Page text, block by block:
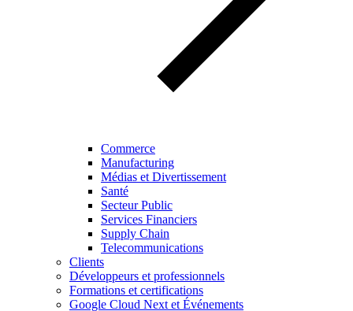
Commerce
Manufacturing
Médias et Divertissement
Santé
Secteur Public
Services Financiers
Supply Chain
Telecommunications
Clients
Développeurs et professionnels
Formations et certifications
Google Cloud Next et Événements